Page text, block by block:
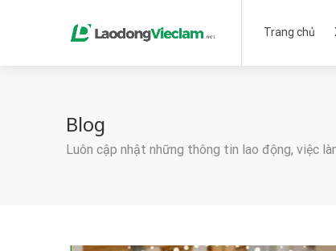
Trang chủ
Blog
Luôn cập nhật những thông tin lao động, việc